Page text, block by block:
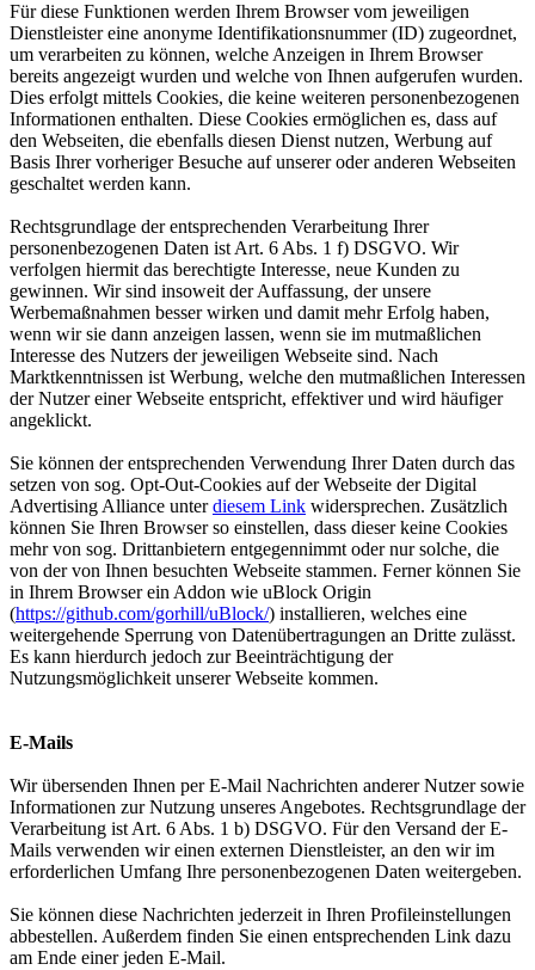
Für diese Funktionen werden Ihrem Browser vom jeweiligen
Dienstleister eine anonyme Identifikationsnummer (ID) zugeordnet,
um verarbeiten zu können, welche Anzeigen in Ihrem Browser
bereits angezeigt wurden und welche von Ihnen aufgerufen wurden.
Dies erfolgt mittels Cookies, die keine weiteren personenbezogenen
Informationen enthalten. Diese Cookies ermöglichen es, dass auf
den Webseiten, die ebenfalls diesen Dienst nutzen, Werbung auf
Basis Ihrer vorheriger Besuche auf unserer oder anderen Webseiten
geschaltet werden kann.
Rechtsgrundlage der entsprechenden Verarbeitung Ihrer
personenbezogenen Daten ist Art. 6 Abs. 1 f) DSGVO. Wir
verfolgen hiermit das berechtigte Interesse, neue Kunden zu
gewinnen. Wir sind insoweit der Auffassung, der unsere
Werbemaßnahmen besser wirken und damit mehr Erfolg haben,
wenn wir sie dann anzeigen lassen, wenn sie im mutmaßlichen
Interesse des Nutzers der jeweiligen Webseite sind. Nach
Marktkenntnissen ist Werbung, welche den mutmaßlichen Interessen
der Nutzer einer Webseite entspricht, effektiver und wird häufiger
angeklickt.
Sie können der entsprechenden Verwendung Ihrer Daten durch das
setzen von sog. Opt-Out-Cookies auf der Webseite der Digital
Advertising Alliance unterdiesem Link widersprechen. Zusätzlich
können Sie Ihren Browser so einstellen, dass dieser keine Cookies
mehr von sog. Drittanbietern entgegennimmt oder nur solche, die
von der von Ihnen besuchten Webseite stammen. Ferner können Sie
in Ihrem Browser ein Addon wie uBlock Origin
(https://github.com/gorhill/uBlock/) installieren, welches eine
weitergehende Sperrung von Datenübertragungen an Dritte zulässt.
Es kann hierdurch jedoch zur Beeinträchtigung der
Nutzungsmöglichkeit unserer Webseite kommen.
E-Mails
Wir übersenden Ihnen per E-Mail Nachrichten anderer Nutzer sowie
Informationen zur Nutzung unseres Angebotes. Rechtsgrundlage der
Verarbeitung ist Art. 6 Abs. 1 b) DSGVO. Für den Versand der E-
Mails verwenden wir einen externen Dienstleister, an den wir im
erforderlichen Umfang Ihre personenbezogenen Daten weitergeben.
Sie können diese Nachrichten jederzeit in Ihren Profileinstellungen
abbestellen. Außerdem finden Sie einen entsprechenden Link dazu
am Ende einer jeden E-Mail.